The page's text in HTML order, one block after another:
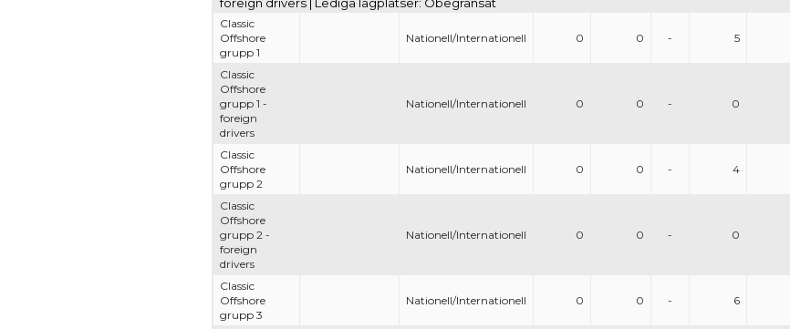
Classic
Offshore
grupp 1
Nationell/Internationell 0 0 - 5
Classic
Offshore
grupp 1 -
foreign
drivers
Nationell/Internationell 0 0 - 0
Classic
Offshore
grupp 2
Nationell/Internationell 0 0 - 4
Classic
Offshore
grupp 2 -
foreign
drivers
Nationell/Internationell 0 0 - 0
Classic
Offshore
grupp 3
Nationell/Internationell 0 0 - 6